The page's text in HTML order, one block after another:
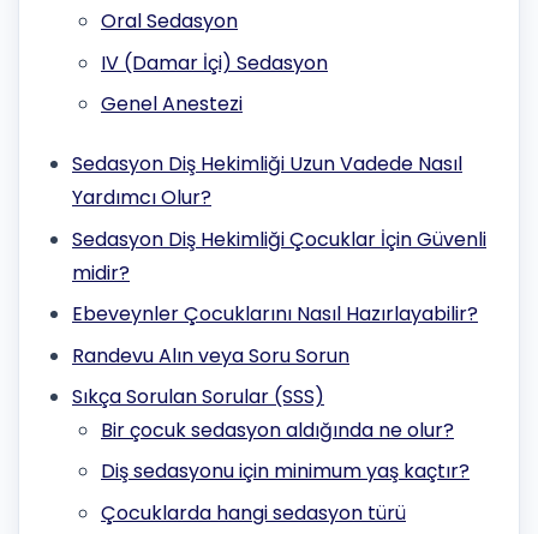
Oral Sedasyon
IV (Damar İçi) Sedasyon
Genel Anestezi
Sedasyon Diş Hekimliği Uzun Vadede Nasıl
Yardımcı Olur?
Sedasyon Diş Hekimliği Çocuklar İçin Güvenli
midir?
Ebeveynler Çocuklarını Nasıl Hazırlayabilir?
Randevu Alın veya Soru Sorun
Sıkça Sorulan Sorular (SSS)
Bir çocuk sedasyon aldığında ne olur?
Diş sedasyonu için minimum yaş kaçtır?
Çocuklarda hangi sedasyon türü